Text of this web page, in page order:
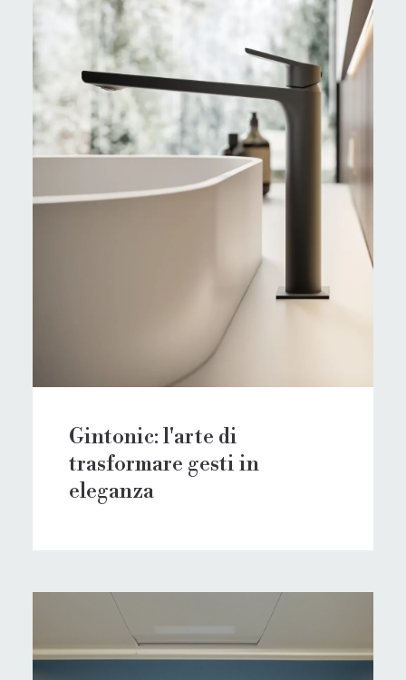
Gintonic: l'arte di
trasformare gesti in
eleganza